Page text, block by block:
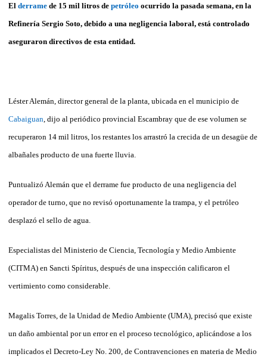
El derrame de 15 mil litros de petróleo ocurrido la pasada semana, en la
Refinería Sergio Soto, debido a una negligencia laboral, está controlado
aseguraron directivos de esta entidad.
Léster Alemán, director general de la planta, ubicada en el municipio de
Cabaiguan , dijo al periódico provincial Escambray que de ese volumen se
recuperaron 14 mil litros, los restantes los arrastró la crecida de un desagüe de
albañales producto de una fuerte lluvia.
Puntualizó Alemán que el derrame fue producto de una negligencia del
operador de turno, que no revisó oportunamente la trampa, y el petróleo
desplazó el sello de agua.
Especialistas del Ministerio de Ciencia, Tecnología y Medio Ambiente
(CITMA) en Sancti Spíritus, después de una inspección calificaron el
vertimiento como considerable.
Magalis Torres, de la Unidad de Medio Ambiente (UMA), precisó que existe
un daño ambiental por un error en el proceso tecnológico, aplicándose a los
implicados el Decreto-Ley No. 200, de Contravenciones en materia de Medio